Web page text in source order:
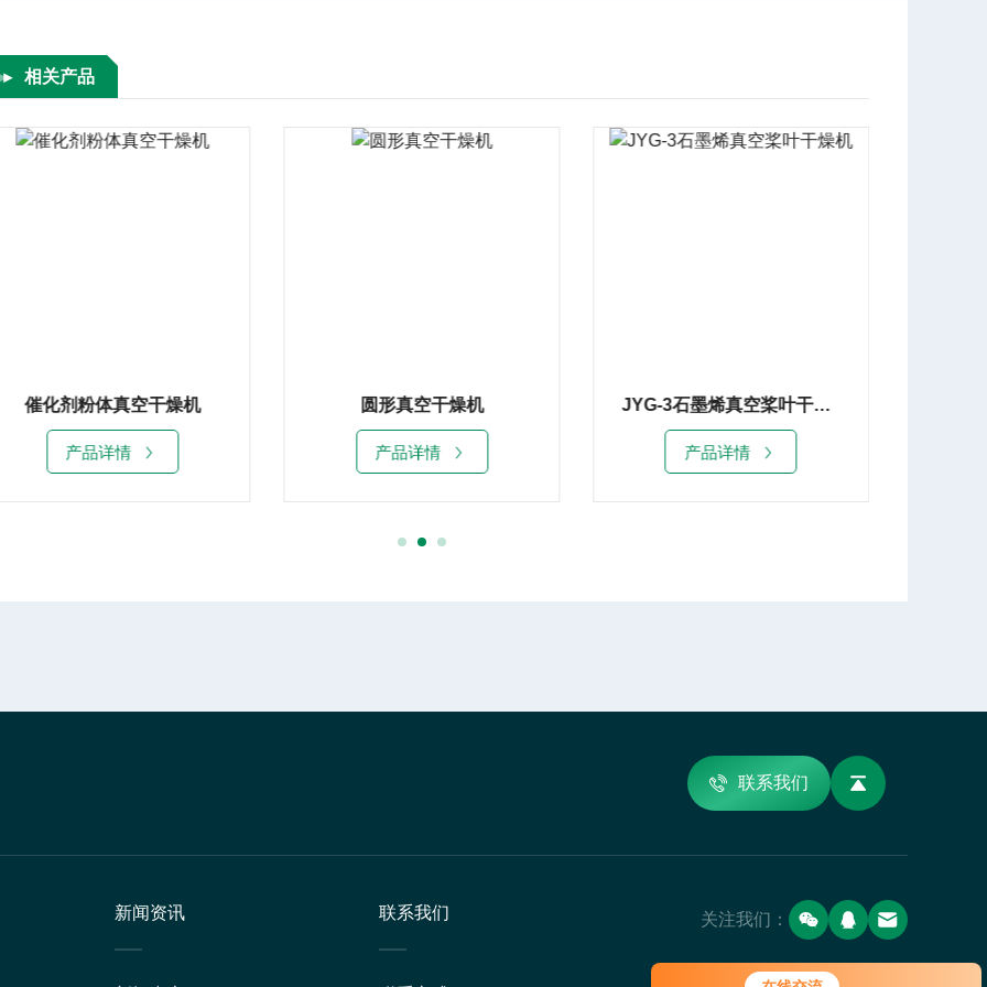
您好！欢迎前来咨询，很高兴为您
相关产品
圆形真空干燥机
产品详情 产品详情
催化剂粉体真空干燥机
产品详情
联系我们
新闻资讯 联系我们 关注我们：